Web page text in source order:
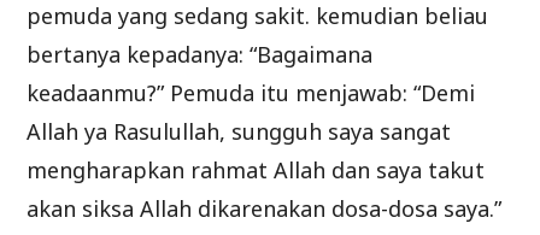
pemuda yang sedang sakit. kemudian beliau
bertanya kepadanya: “Bagaimana
keadaanmu?” Pemuda itu menjawab: “Demi
Allah ya Rasulullah, sungguh saya sangat
mengharapkan rahmat Allah dan saya takut
akan siksa Allah dikarenakan dosa-dosa saya.”